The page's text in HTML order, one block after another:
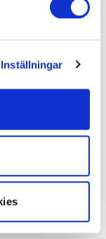
Inställningar